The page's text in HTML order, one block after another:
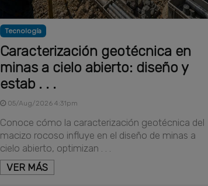
Tecnología
Caracterización geotécnica en
minas a cielo abierto: diseño y
estab . . .
05/Aug/2026 4:31pm
Conoce cómo la caracterización geotécnica del
macizo rocoso influye en el diseño de minas a
cielo abierto, optimizan . . .
VER MÁS